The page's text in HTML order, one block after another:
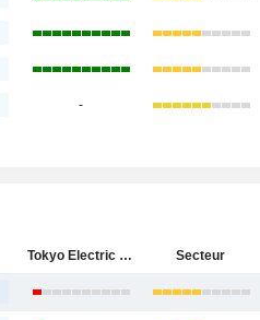
-
Tokyo Electric Power Company Holdings, Incorporated Secteur